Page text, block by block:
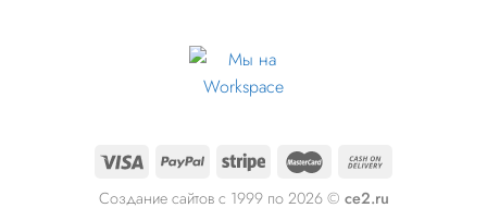
Создание сайтов с 1999 по 2026 © ce2.ru